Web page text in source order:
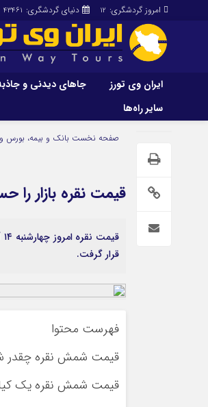
دنیای گردشگری: 43461 امروز گردشگری: 12
ایران وی تورز جاهای دیدنی و
سایر راه‌ها
ایران وی تورز
شرایط بازنشر محتوا در ایران وی تورز
ایران سفر تور
عمومی و سرگرمی
حقوق و قضایی
صفحه نخست بانک و بیمه، بورس
قیمت نقره بازار را حسابی
قرار گرفت.
فهرست محتوا
قیمت شمش نقره چقدر
قیمت شمش نقره یک